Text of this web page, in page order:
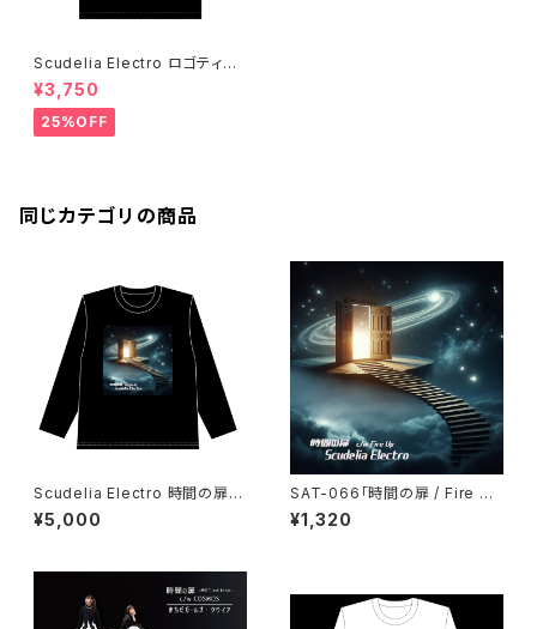
Scudelia Electro ロゴティー
シャツ・半袖
¥3,750
25%OFF
同じカテゴリの商品
Scudelia Electro 時間の扉T
シャツ・長袖・ブラック
¥5,000
SAT-066「時間の扉 / Fire U
p」Scudelia Electro・通常盤
¥1,320